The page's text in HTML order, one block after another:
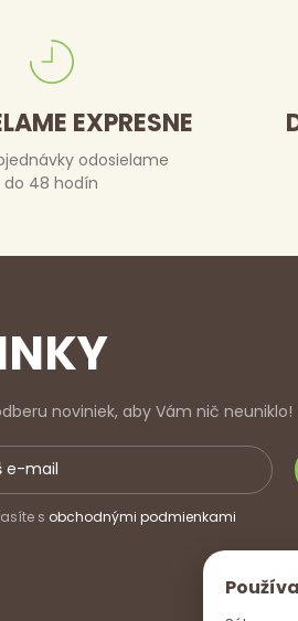
EXPRESNE
odosielame
do 48 hodín
noviniek, aby Vám nič neuniklo!
s obchodnými podmienkami